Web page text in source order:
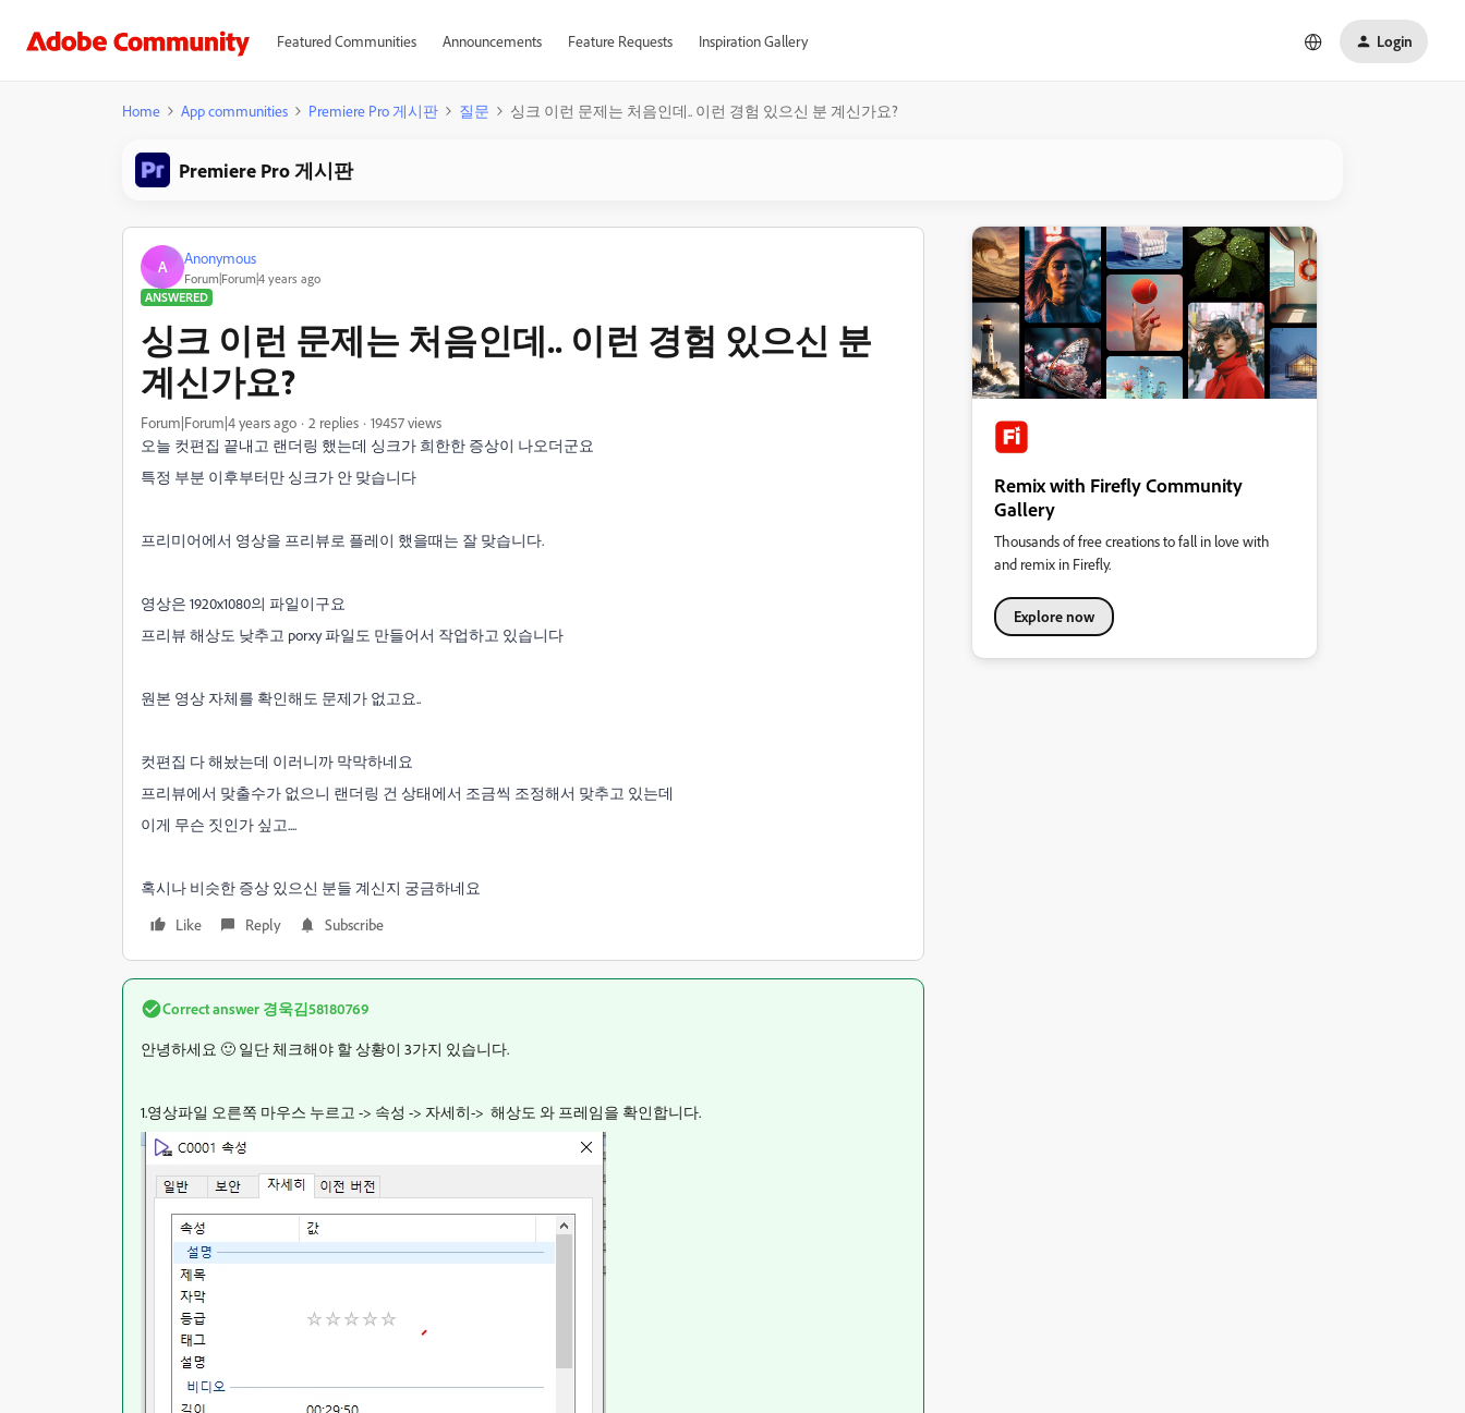
Featured Communities Announcements Feature Requests Inspiration Gallery Login
Home App communities Premiere Pro 게시판 질문 싱크 이런 문제는 처음인데.. 이런 경험 있으신 분 계신가요?
Premiere Pro 게시판
A Anonymous
Forum|Forum|4 years ago
ANSWERED
싱크 이런 문제는 처음인데.. 이런 경험 있으신 분
계신가요?
Forum|Forum|4 years ago 2 replies
19457 views
오늘 컷편집 끝내고 랜더링 했는데 싱크가 희한한 증상이 나오더군요
특정 부분 이후부터만 싱크가 안 맞습니다
프리미어에서 영상을 프리뷰로 플레이 했을때는 잘 맞습니다.
영상은 1920x1080의 파일이구요
프리뷰 해상도 낮추고 porxy 파일도 만들어서 작업하고 있습니다
원본 영상 자체를 확인해도 문제가 없고요..
컷편집 다 해놨는데 이러니까 막막하네요
프리뷰에서 맞출수가 없으니 랜더링 건 상태에서 조금씩 조정해서 맞추고 있는데
이게 무슨 짓인가 싶고....
혹시나 비슷한 증상 있으신 분들 계신지 궁금하네요
Like
Reply Subscribe
Correct answer 경욱김58180769
안녕하세요 🙂 일단 체크해야 할 상황이 3가지 있습니다.
1.영상파일 오른쪽 마우스 누르고 -> 속성 -> 자세히-> 해상도 와 프레임을 확인합니다.
Remix with Firefly Community
Gallery
Thousands of free creations to fall in love with
and remix in Firefly.
Explore now